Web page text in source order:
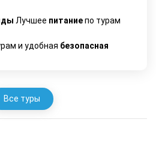
Лучшее питаниепо турам
и удобная безопасная
Все туры